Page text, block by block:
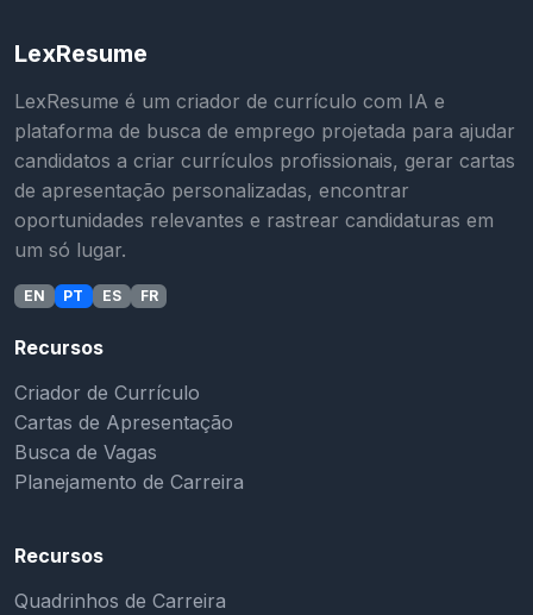
LexResume
LexResume é um criador de currículo com IA e
plataforma de busca de emprego projetada para ajudar
candidatos a criar currículos profissionais, gerar cartas
de apresentação personalizadas, encontrar
oportunidades relevantes e rastrear candidaturas em
um só lugar.
EN PT ES FR
Recursos
Criador de Currículo
Cartas de Apresentação
Busca de Vagas
Planejamento de Carreira
Recursos
Quadrinhos de Carreira